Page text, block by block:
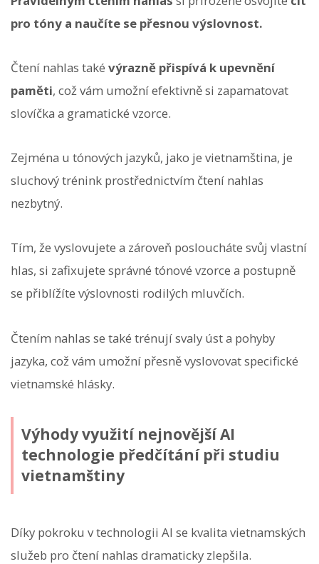
pro tóny a naučíte se přesnou výslovnost.
Čtení nahlas také výrazně přispívá k upevnění
paměti, což vám umožní efektivně si zapamatovat
slovíčka a gramatické vzorce.
Zejména u tónových jazyků, jako je vietnamština, je
sluchový trénink prostřednictvím čtení nahlas
nezbytný.
Tím, že vyslovujete a zároveň posloucháte svůj vlastní
hlas, si zafixujete správné tónové vzorce a postupně
se přiblížíte výslovnosti rodilých mluvčích.
Čtením nahlas se také trénují svaly úst a pohyby
jazyka, což vám umožní přesně vyslovovat specifické
vietnamské hlásky.
Výhody využití nejnovější AI
technologie předčítání při studiu
vietnamštiny
Díky pokroku v technologii AI se kvalita vietnamských
služeb pro čtení nahlas dramaticky zlepšila.